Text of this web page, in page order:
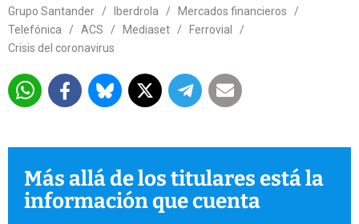
Grupo Santander
/ Iberdrola / Mercados financieros
/
Telefónica
/ ACS / Mediaset / Ferrovial
/
Crisis del coronavirus
Más allá de los titulares está la
información que cuenta